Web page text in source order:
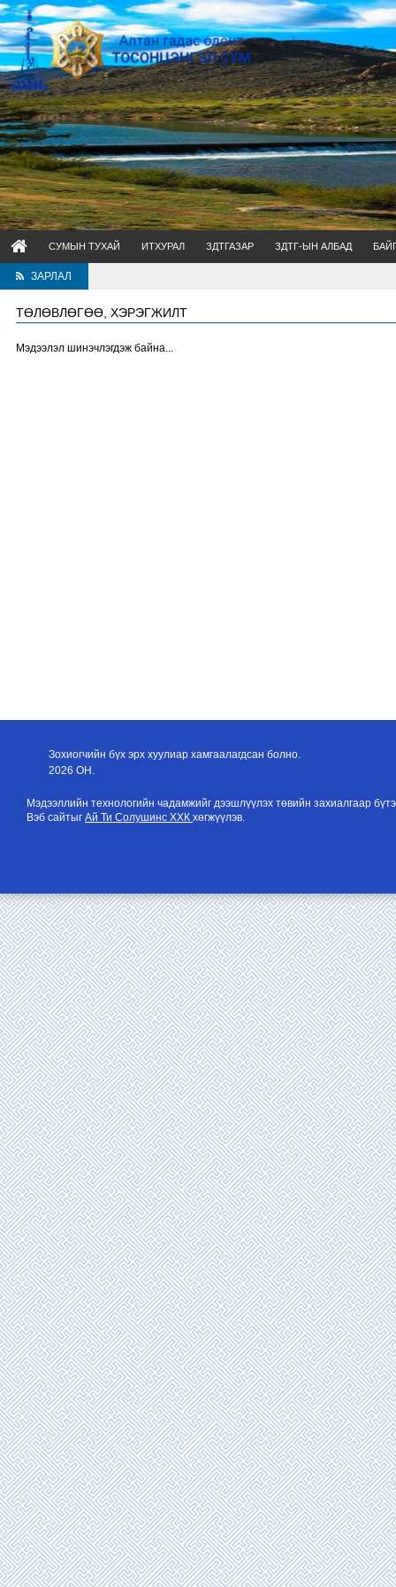
СУМЫН ТУХАЙ ИТХУРАЛ ЗДТГАЗАР ЗДТГ-ЫН АЛБАД
ЗАРЛАЛ
ТӨЛӨВЛӨГӨӨ, ХЭРЭГЖИЛТ
Мэдээлэл шинэчлэгдэж байна...
Зохиогчийн бүх эрх хуулиар хамгаалагдсан болно.
2026 ОН.
Мэдээллийн технологийн чадамжийг дээшлүүлэх төвийн захиалгаар
Вэб сайтыг Ай Ти Солушинс ХХК хөгжүүлэв.